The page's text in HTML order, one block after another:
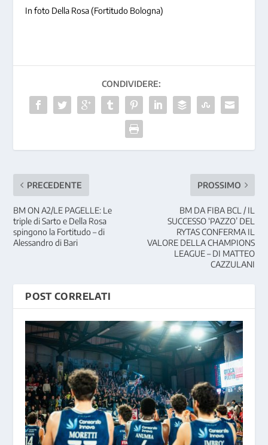
In foto Della Rosa (Fortitudo Bologna)
CONDIVIDERE:
PRECEDENTE
BM ON A2/LE PAGELLE: Le
triple di Sarto e Della Rosa
spingono la Fortitudo – di
Alessandro di Bari
PROSSIMO
BM DA FIBA BCL / IL
SUCCESSO ‘PAZZO’ DEL
RYTAS CONFERMA IL
VALORE DELLA CHAMPIONS
LEAGUE – DI MATTEO
CAZZULANI
POST CORRELATI